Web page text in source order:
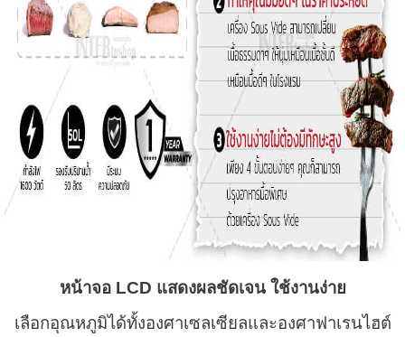
หน้าจอ LCD แสดงผลชัดเจน ใช้งานง่าย
เลือกอุณหภูมิได้ทั้งองศาเซลเซียลและองศาฟาเรนไฮต์